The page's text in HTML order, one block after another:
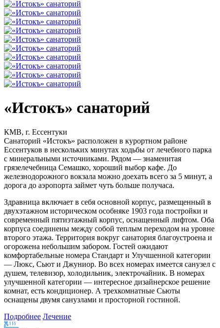
«Истокъ» санаторий
КМВ, г. Ессентуки
Санаторий «Истокъ» расположен в курортном районе
Ессентуков в нескольких минутах ходьбы от лечебного парка
с минеральными источниками. Рядом — знаменитая
грязелечебница Семашко, хороший выбор кафе. До
железнодорожного вокзала можно доехать всего за 5 минут, а
дорога до аэропорта займет чуть больше получаса.
Здравница включает в себя основной корпус, размещенный в
двухэтажном историческом особняке 1903 года постройки и
современный пятиэтажный корпус, оснащенный лифтом. Оба
корпуса соединены между собой теплым переходом на уровне
второго этажа. Территория вокруг санатория благоустроена и
огорожена небольшим забором. Гостей ожидают
комфортабельные номера Стандарт и Улучшенной категории
— Люкс, Сьют и Джуниор. Во всех номерах имеется санузел с
душем, телевизор, холодильник, электрочайник. В номерах
улучшенной категории — интересное дизайнерское решение
комнат, есть кондиционер. А трехкомнатные Сьюты
оснащены двумя санузлами и просторной гостиной.
Подробнее Лечение